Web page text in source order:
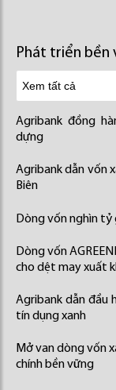
Phát triển bền
Agribank đồng
dựng
Agribank dẫn vốn
Biên
Dòng vốn nghìn
Dòng vốn
cho dệt may xuất
Agribank dẫn đầu
tín dụng xanh
Mở van dòng vốn
chính bền vững